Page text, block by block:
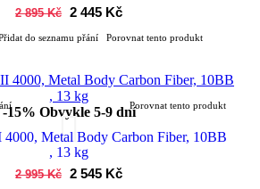
2 895 Kč 2 445 Kč
do seznamu přání Porovnat tento produkt
-15% Obvykle 5-9 dníPorovnat tento produkt
Metal Body Carbon Fiber, 10BB
, 13 kg
2 995 Kč 2 545 Kč